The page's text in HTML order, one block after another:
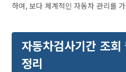
하여, 보다 체계적인 자동차 관리를
자동차검사기간 조회
정리